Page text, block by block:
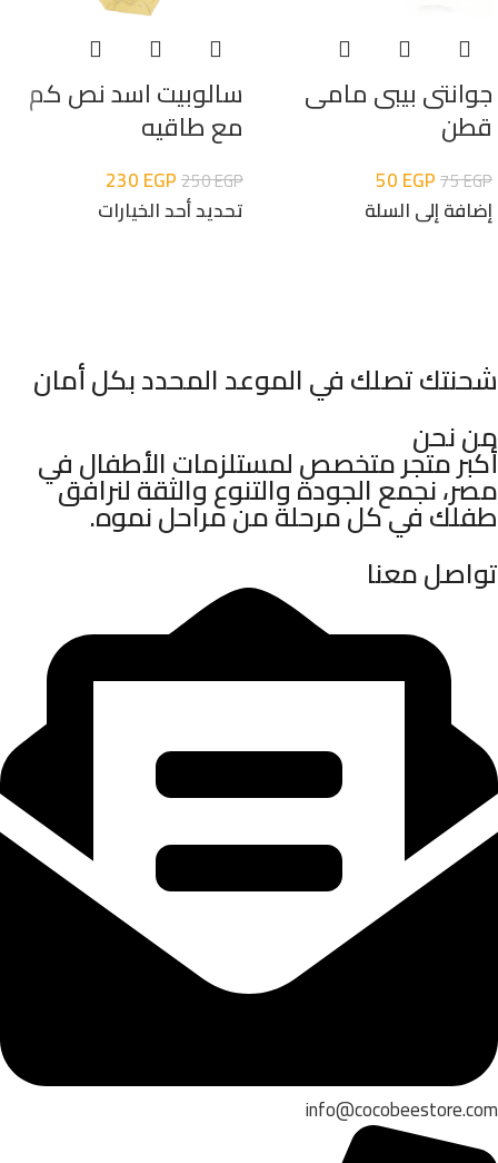
جوانتى بيبى مامى
قطن
75EGP
50EGP
إضافة إلى السلة
سالوبيت اسد نص كم
مع طاقيه
250EGP
230EGP
تحديد أحد الخيارات
شحنتك تصلك في الموعد المحدد بكل أمان
من نحن
أكبر متجر متخصص لمستلزمات الأطفال في
مصر، نجمع الجودة والتنوع والثقة لنرافق
طفلك في كل مرحلة من مراحل نموه.
تواصل معنا
info@cocobeestore.com​